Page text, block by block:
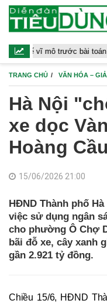
trước bài toán đánh đổi:
TRANG CHỦ VĂN HÓA –
Hà Nội
xe dọc
Hoàng
15/06/2026 21:00
HĐND Thành phố
việc sử dụng ngân
cho phường Ô Chợ
bãi đỗ xe, cây xanh
gần 2.921 tỷ đồng.
Chiều 15/6, HĐND